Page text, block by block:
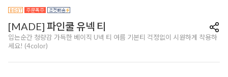
[MADE] 파인쿨 유넥 티
입는순간 청량감 가득한 베이직 U넥 티 여름 기본티 걱정없이 시원하게 착용하
세요! (4color)